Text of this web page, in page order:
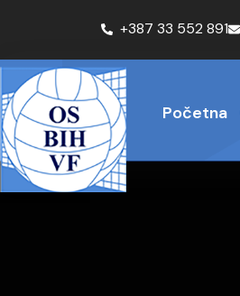
+387 33 552 891
Početna